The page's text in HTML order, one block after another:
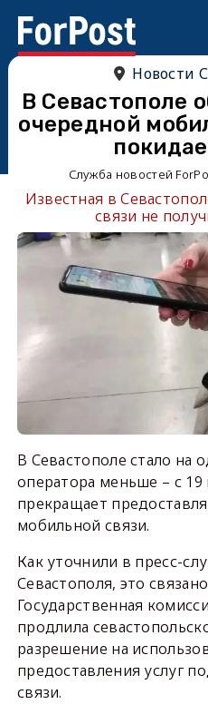
Новости
В Севастополе
очередной
Служба новостей
Известная в
связи не
В Севастополе стало на
оператора меньше – с
прекращает
мобильной связи.
Как уточнили в пресс-
Севастополя, это
Государственная
продлила
разрешение на
предоставления услуг
связи.